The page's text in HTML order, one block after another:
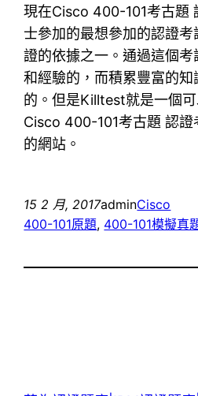
現在Cisco 400-101考古題
士參加的最想參加的認證
證的依據之一。通過這個
和經驗的，而積累豐富的
的。但是Killtest就是一個
Cisco 400-101考古題 認證
的網站。
15 2 月, 2017adminCisco
400-101原題, 400-101模擬真